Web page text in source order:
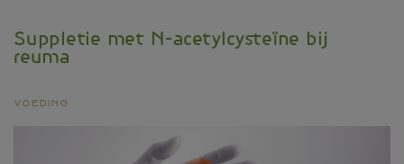
Suppletie met N-acetylcysteïne bij
reuma
Voeding